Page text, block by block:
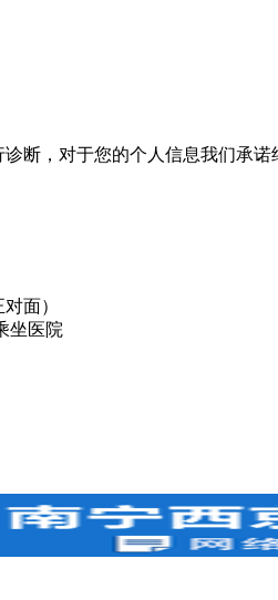
断，对于您的个人信息我们承诺
面）
坐医院